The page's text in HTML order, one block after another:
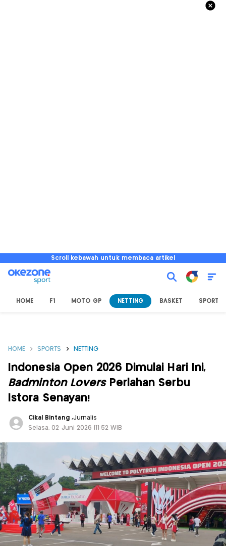
Scroll kebawah untuk membaca artikel
HOME F1 MOTO GP NETTING BASKET SPORT
HOME SPORTS NETTING
Indonesia Open 2026 Dimulai Hari Ini,
Badminton LoversPerlahan Serbu
Istora Senayan!
Cikal Bintang ,Jurnalis
Selasa, 02 Juni 2026 |11:52 WIB